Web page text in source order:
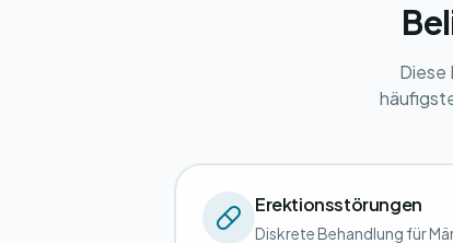
Diese
Erektionsstörungen
Diskrete Behandlung für